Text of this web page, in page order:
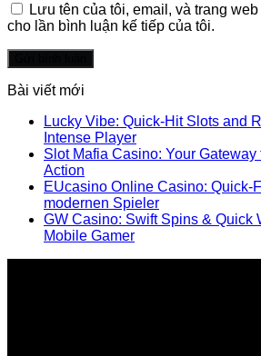
Lưu tên của tôi, email, và trang
cho lần bình luận kế tiếp của tôi.
Bài viết mới
Lucky Vibe: Quick‑Hit Slots and
Intense Player
Slot Mafia Casino: Your Gateway
Action
EUcasino Online Casino:
modernen Spieler
GW Casino: Swift Spins & Quick
Mobile Gamer